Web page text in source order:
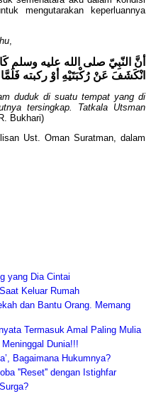
mengutarakan keperluannya
,
أنَّ النّبِيّ صلى الله عليه وسلم
انْكَشَفَ عَنْ رُكْبَتَيْهِ أوْ ركبته
duduk di suatu tempat yang di
tersingkap. Tatkala Utsman
Bukhari)
Ust. Oman Suratman, dalam
yang Dia Cintai
Keluar Rumah
dan Bantu Orang. Memang
Termasuk Amal Paling Mulia
Dunia!!!
Bagaimana Hukumnya?
''Reset'' dengan Istighfar